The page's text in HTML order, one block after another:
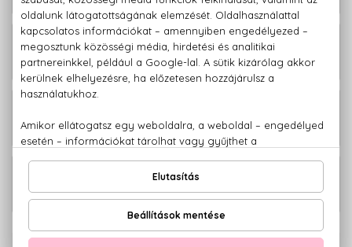
Boss Bottled Zsebparfüm szett 4x10
ml
tól
Boss Bottled Eau De Parfum
tól